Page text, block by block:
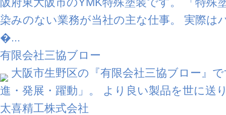
染みのない業務が当社の主な仕事。 実際は
�...
有限会社三協ブロー
大阪市生野区の『有限会社三協ブロー』
進・発展・躍動」。 より良い製品を世に送
太喜精工株式会社